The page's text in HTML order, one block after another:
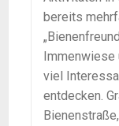
bereits
Immenwiese
viel
entdecken.